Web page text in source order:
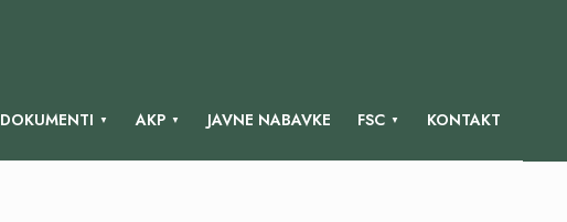
DOKUMENTI AKP JAVNE NABAVKE FSC KONTAKT